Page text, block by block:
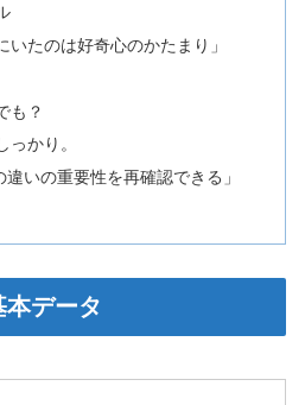
いたのは好奇心のかたまり」
も？
っかり。
いの重要性を再確認できる」
本データ